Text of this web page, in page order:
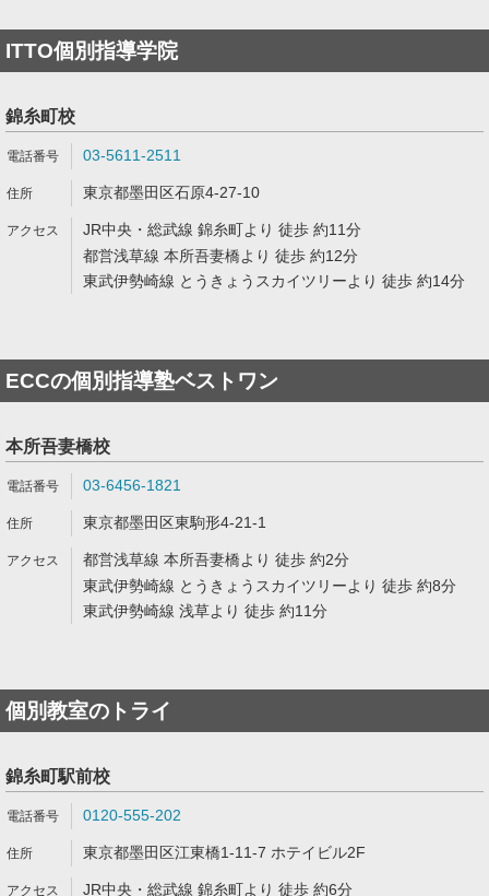
ITTO個別指導学院
錦糸町校
03-5611-2511
東京都墨田区石原4-27-10
JR中央・総武線 錦糸町より 徒歩 約11分
都営浅草線 本所吾妻橋より 徒歩 約12分
東武伊勢崎線 とうきょうスカイツリーより 徒歩 約14分
ECCの個別指導塾ベストワン
本所吾妻橋校
03-6456-1821
東京都墨田区東駒形4-21-1
都営浅草線 本所吾妻橋より 徒歩 約2分
東武伊勢崎線 とうきょうスカイツリーより 徒歩 約8分
東武伊勢崎線 浅草より 徒歩 約11分
個別教室のトライ
錦糸町駅前校
0120-555-202
東京都墨田区江東橋1-11-7 ホテイビル2F
JR中央・総武線 錦糸町より 徒歩 約6分